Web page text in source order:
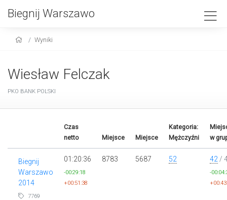
Biegnij Warszawo
Wyniki
Wiesław Felczak
PKO BANK POLSKI
Czas
netto
Miejsce Miejsce
Kategoria:
Mężczyźni
w
Biegnij
Warszawo
2014
7769
01:20:36
-00:29:18
+00:51:38
8783 5687 52 42 /
-